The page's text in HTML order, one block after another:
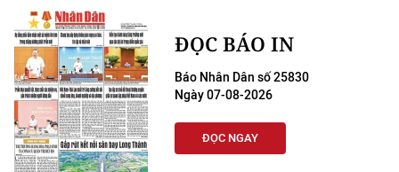
ĐỌC BÁO IN
Báo Nhân Dân số 25830
Ngày 07-08-2026
ĐỌC NGAY